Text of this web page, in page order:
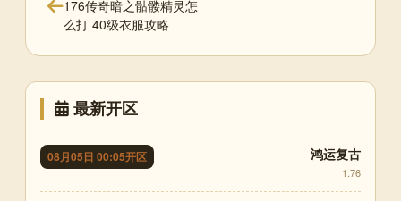
176传奇暗之骷髅精灵怎
么打 40级衣服攻略
最新开区
08月05日 00:05开区 鸿运复古
1.76